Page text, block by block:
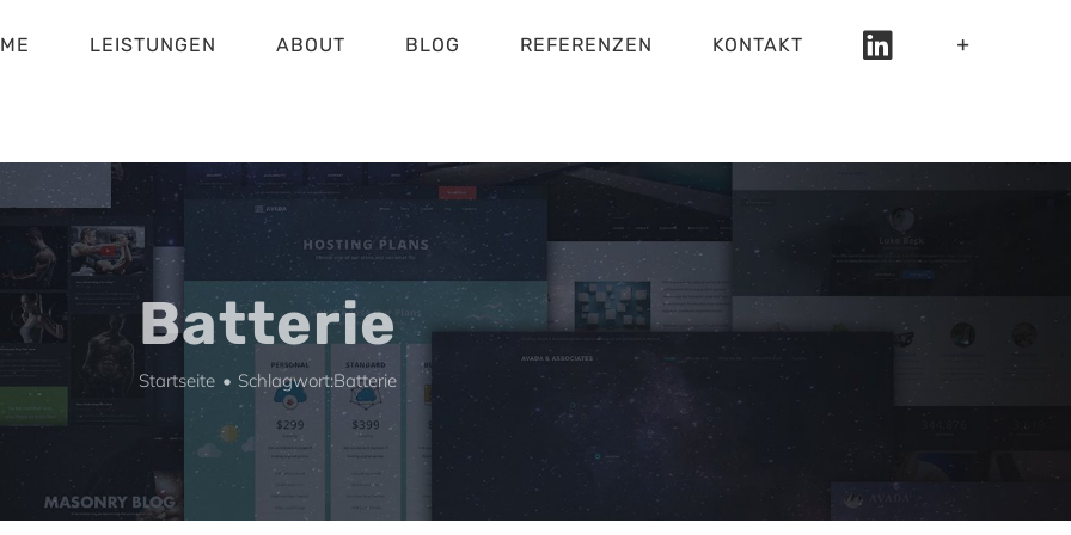
LEISTUNGEN ABOUT BLOG REFERENZEN KONTAKT
Batterie
Startseite Schlagwort:Batterie